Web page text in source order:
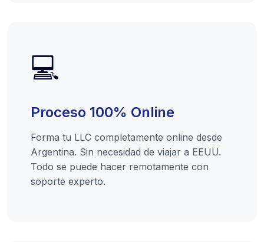
💻
Proceso 100% Online
Forma tu LLC completamente online desde
Argentina. Sin necesidad de viajar a EEUU.
Todo se puede hacer remotamente con
soporte experto.